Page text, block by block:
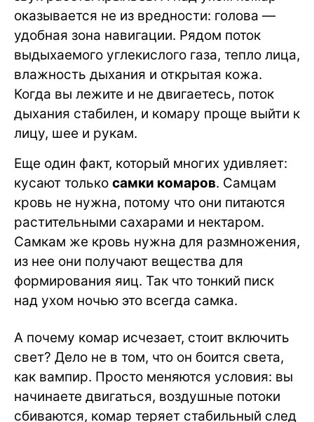
оказывается не из вредности: голова —
удобная зона навигации. Рядом поток
выдыхаемого углекислого газа, тепло лица,
влажность дыхания и открытая кожа.
Когда вы лежите и не двигаетесь, поток
дыхания стабилен, и комару проще выйти к
лицу, шее и рукам.
Еще один факт, который многих удивляет:
кусают только самки комаров. Самцам
кровь не нужна, потому что они питаются
растительными сахарами и нектаром.
Самкам же кровь нужна для размножения,
из нее они получают вещества для
формирования яиц. Так что тонкий писк
над ухом ночью это всегда самка.
А почему комар исчезает, стоит включить
свет? Дело не в том, что он боится света,
как вампир. Просто меняются условия: вы
начинаете двигаться, воздушные потоки
сбиваются, комар теряет стабильный след